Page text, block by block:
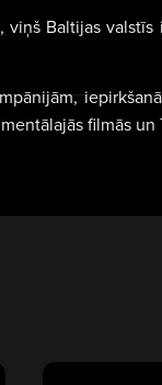
Baltijas
filmās un